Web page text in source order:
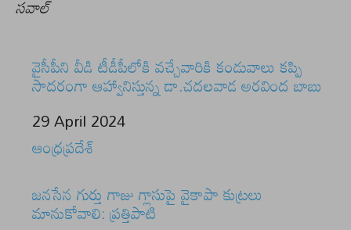
సవాల్
వైసీపీని వీడి టీడీపీలోకి వచ్చేవారికి కండువాలు కప్పి
సాదరంగా ఆహ్వానిస్తున్న డా.చదలవాడ అరవింద బాబు
Date
29 April 2024
In relation to
ఆంధ్రప్రదేశ్
జనసేన గుర్తు గాజు గ్లాసుపై వైకాపా కుట్రలు
మానుకోవాలి: ప్రత్తిపాటి